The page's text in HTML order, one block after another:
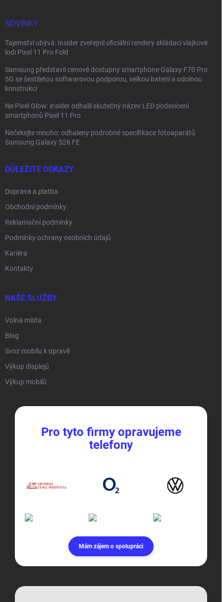
NOVINKY
Tajemství ubývá: Insider zveřejnil oficiální rendery skládací vlajkové
lodi Pixel 11 Pro Fold
Samsung představil cenově dostupný smartphone Galaxy F70 Pro
5G se šestiletou softwarovou podporou, velkou baterií a odolnou
konstrukcí
Ne Pixel Glow: insider odhalil skutečný název LED podsvícení
smartphonů Pixel 11 Pro
Nečekejte mnoho: odhaleny podrobné specifikace fotoaparátů
Samsung Galaxy S26 FE
DŮLEŽITÉ ODKAZY
Doprava a platba
Obchodní podmínky
Reklamační podmínky
Podmínky ochrany osobních údajů
Kariéra
Kontakty
NAŠE SLUŽBY
Volná místa
Blog
Svoz mobilu k opravě
Výkup displejů
Výkup mobilů
Pro tyto firmy opravujeme
telefony
Mám zájem o spolupráci